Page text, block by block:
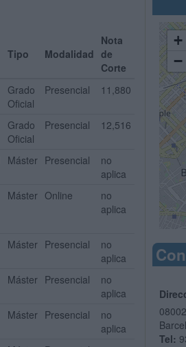
Tipo Modalidad
Nota
de
Corte
Grado
Oficial
Presencial 11,880
Grado
Oficial
Presencial 12,516
Máster Presencial
no
aplica
Máster Online
no
aplica
Máster Presencial
no
aplica
Máster Presencial
no
aplica
Máster Presencial
no
aplica
+
−
Tel: